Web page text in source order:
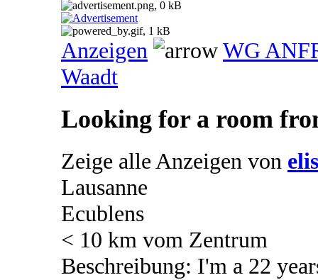
Anzeigen
WG
Waadt
Looking for a room
Zeige alle Anzeigen von
Lausanne
Ecublens
< 10 km vom Zentrum
Beschreibung: I'm a 22